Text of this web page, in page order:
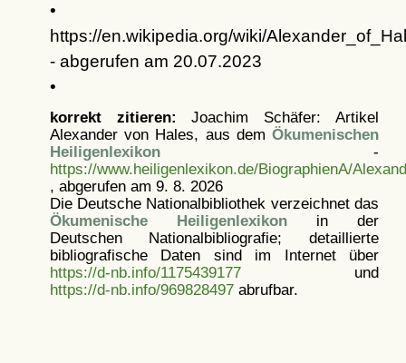
•
https://en.wikipedia.org/wiki/
- abgerufen am 20.07.2023
•
korrekt zitieren: Joachim Schäfer: Artikel
Alexander von Hales, aus dem Ökumenischen
Heiligenlexikon-
https://www.heiligenlexikon.de/BiographienA/
, abgerufen am 9. 8. 2026
Die Deutsche Nationalbibliothek verzeichnet das
Ökumenische Heiligenlexikonin der
Deutschen Nationalbibliografie; detaillierte
bibliografische Daten sind im Internet über
https://d-nb.info/1175439177und
https://d-nb.info/969828497abrufbar.